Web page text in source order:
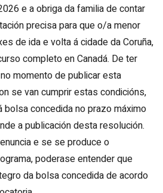
e a obriga da familia de contar
precisa para que o/a menor
de ida e volta á cidade da Coruña,
completo en Canadá. De ter
momento de publicar esta
se van cumprir estas condicións,
bolsa concedida no prazo máximo
a publicación desta resolución.
e se se produce o
poderase entender que
da bolsa concedida de acordo